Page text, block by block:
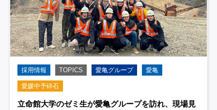
採用情報 TOPICS 愛亀グループ 愛亀
愛媛中予砕石
立命館大学のゼミ生が愛亀グループを訪れ、現場見